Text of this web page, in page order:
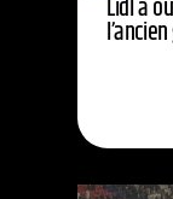
Lidl a